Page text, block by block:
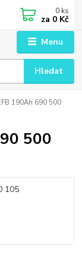
Menu
Hledat
0 ks
za 0 Kč
190Ah 690 500
500